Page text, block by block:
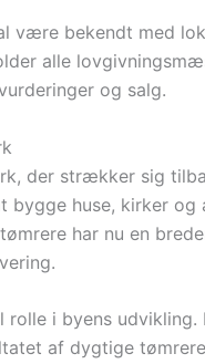
være bekendt med
alle
og salg.
der strækker sig
bygge huse, kirker
har nu en
rolle i byens
af dygtige